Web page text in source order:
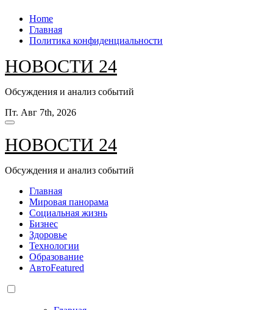
Перейти
содержанию
Home
Главная
Политика конфиденциальности
НОВОСТИ 24
Обсуждения и анализ событий
Пт. Авг 7th, 2026
НОВОСТИ 24
Обсуждения и анализ событий
Главная
Мировая панорама
Социальная жизнь
Бизнес
Здоровье
Технологии
Образование
АвтоFeatured